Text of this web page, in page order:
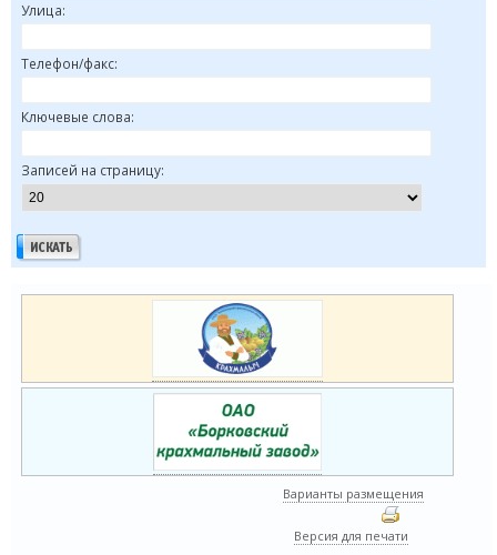
Улица:
Телефон/факс:
Ключевые слова:
Записей на страницу:
Варианты размещения
Версия для печати